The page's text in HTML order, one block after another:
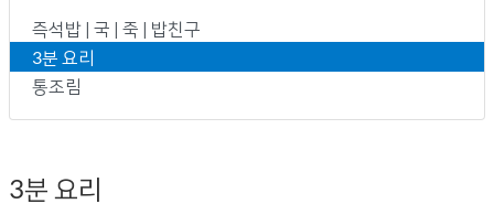
즉석밥 | 국 | 죽 | 밥친구
3분 요리
통조림
3분 요리